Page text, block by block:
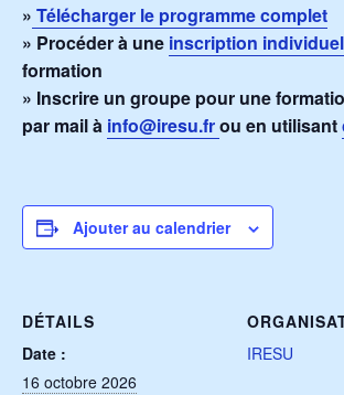
» Télécharger le programme complet
» Procéder à une inscription
formation
» Inscrire un groupe pour une
par mail à info@iresu.frou en utilisant
Ajouter au calendrier
DÉTAILS
Date :
16 octobre 2026
IRESU